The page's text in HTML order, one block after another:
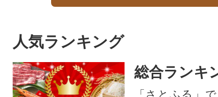
人気ランキング
総合ランキ
「さとふる」